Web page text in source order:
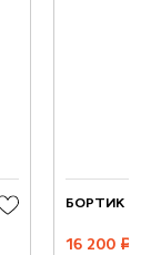
БОРТИК
16 200 руб.